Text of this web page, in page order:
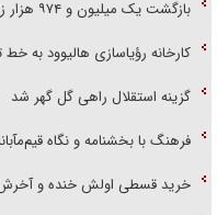
بازگشت یک میلیون و ۹۷۴ هزار زائر اربعین به کشور
کارخانه رؤیاسازی هالیوود به
گزینه استقلال راهی گل گهر شد
فرهنگ با بخشنامه و نگاه
خرید قسطی اولش خنده و